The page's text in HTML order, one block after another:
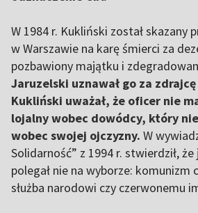
W 1984 r. Kukliński został skazany
w Warszawie na karę śmierci za
pozbawiony majątku i
Jaruzelski uznawał go za
Kukliński uważał, że oficer nie
lojalny wobec dowódcy, który
wobec swojej ojczyzny. W
Solidarność” z 1994 r. stwierdził,
polegał nie na wyborze: komunizm
służba narodowi czy czerwonemu